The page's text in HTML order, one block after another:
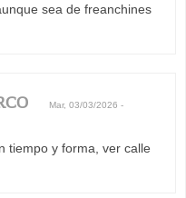
sea de freanchines
Mar, 03/03/2026 -
tiempo y forma, ver calle